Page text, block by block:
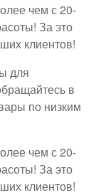
чем с 20-
За это
клиентов!
для
в
по низким
чем с 20-
За это
клиентов!